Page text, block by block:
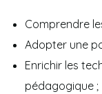
Comprendre
Adopter une
Enrichir les
pédagogique ;